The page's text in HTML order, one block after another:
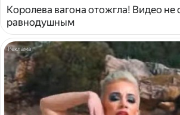
Королева вагона отожгла! Видео не
равнодушным